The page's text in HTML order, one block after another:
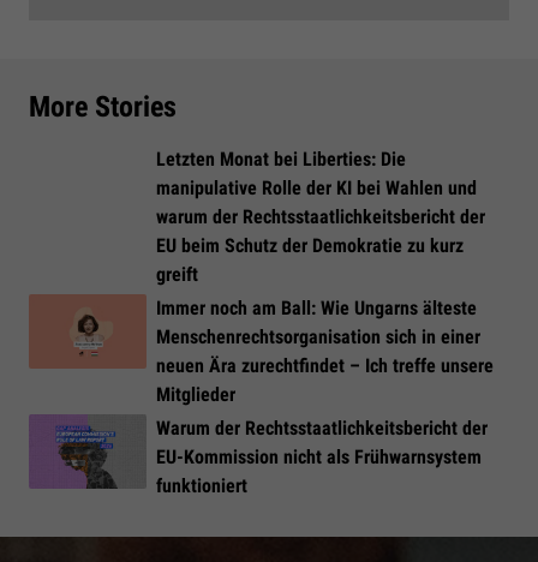
More Stories
Letzten Monat bei Liberties: Die
manipulative Rolle der KI bei Wahlen und
warum der Rechtsstaatlichkeitsbericht der
EU beim Schutz der Demokratie zu kurz
greift
Immer noch am Ball: Wie Ungarns älteste
Menschenrechtsorganisation sich in einer
neuen Ära zurechtfindet – Ich treffe unsere
Mitglieder
Warum der Rechtsstaatlichkeitsbericht der
EU-Kommission nicht als Frühwarnsystem
funktioniert